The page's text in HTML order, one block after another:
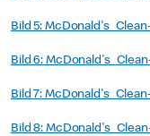
Bild 5:
Bild 6:
Bild 7:
Bild 8: